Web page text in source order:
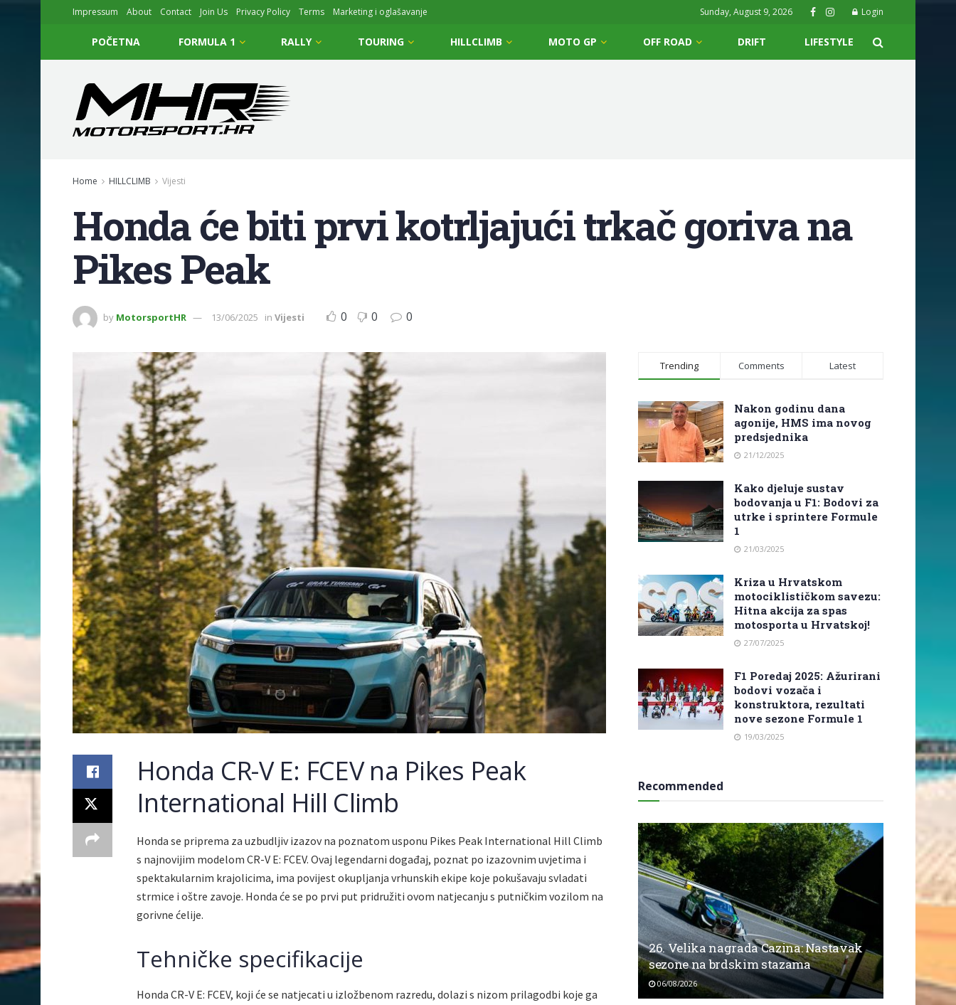
Impressum About Contact Join Us Privacy Policy Terms Marketing i oglašavanje Sunday, August 9, 2026 Login
POČETNA FORMULA 1 RALLY TOURING HILLCLIMB MOTO GP OFF ROAD DRIFT LIFESTYLE
Home HILLCLIMB Vijesti
Honda će biti prvi kotrljajući trkač goriva na
Pikes Peak
by MotorsportHR 13/06/2025 in Vijesti 0 0 0
Honda CR-V E: FCEV na Pikes Peak
International Hill Climb
Honda se priprema za uzbudljiv izazov na poznatom usponu Pikes Peak International Hill Climb
s najnovijim modelom CR-V E: FCEV. Ovaj legendarni događaj, poznat po izazovnim uvjetima i
spektakularnim krajolicima, ima povijest okupljanja vrhunskih ekipe koje pokušavaju svladati
strmice i oštre zavoje. Honda će se po prvi put pridružiti ovom natjecanju s putničkim vozilom na
gorivne ćelije.
Tehničke specifikacije
Honda CR-V E: FCEV, koji će se natjecati u izložbenom razredu, dolazi s nizom prilagodbi koje ga
Trending Comments Latest
Nakon godinu dana
agonije, HMS ima novog
predsjednika
21/12/2025
Kako djeluje sustav
bodovanja u F1: Bodovi za
utrke i sprintere Formule
1
21/03/2025
Kriza u Hrvatskom
motociklističkom savezu:
Hitna akcija za spas
motosporta u Hrvatskoj!
27/07/2025
F1 Poredaj 2025: Ažurirani
bodovi vozača i
konstruktora, rezultati
nove sezone Formule 1
19/03/2025
Recommended
26. Velika nagrada Cazina: Nastavak
sezone na brdskim stazama
06/08/2026